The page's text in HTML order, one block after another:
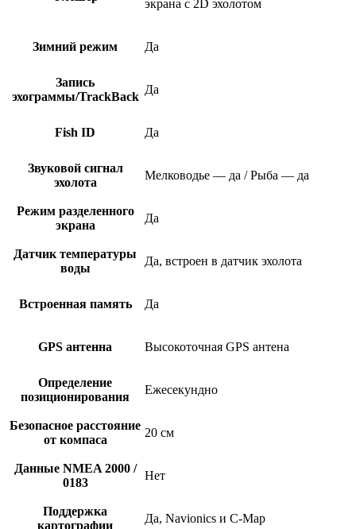
экрана с 2D эхолотом
Зимний режим Да
Запись
эхограммы/TrackBack
Да
Fish ID Да
Звуковой сигнал
эхолота
Мелководье — да / Рыба — да
Режим разделенного
экрана
Да
Датчик температуры
воды
Да, встроен в датчик эхолота
Встроенная память Да
GPS антенна Высокоточная GPS антена
Определение
позиционирования
Ежесекундно
Безопасное расстояние
от компаса
20 см
Данные NMEA 2000 /
0183
Нет
Поддержка
картографии
Да, Navionics и С-Map